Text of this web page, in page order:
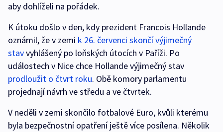
aby dohlíželi na pořádek.
K útoku došlo v den, kdy prezident Francois Hollande
oznámil, že v zemi k 26. červenci skončí výjimečný
stavvyhlášený po loňských útocích v Paříži. Po
událostech v Nice chce Hollande výjimečný stav
prodloužit o čtvrt roku. Obě komory parlamentu
projednají návrh ve středu a ve čtvrtek.
V neděli v zemi skončilo fotbalové Euro, kvůli kterému
byla bezpečnostní opatření ještě více posílena. Několik